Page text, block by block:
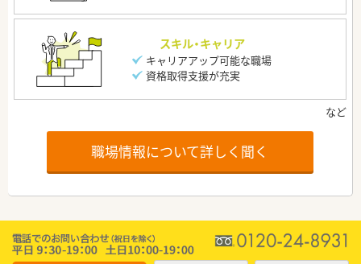
スキル・キャリア
キャリアアップ可能な職場
資格取得支援が充実
職場情報について詳しく聞く